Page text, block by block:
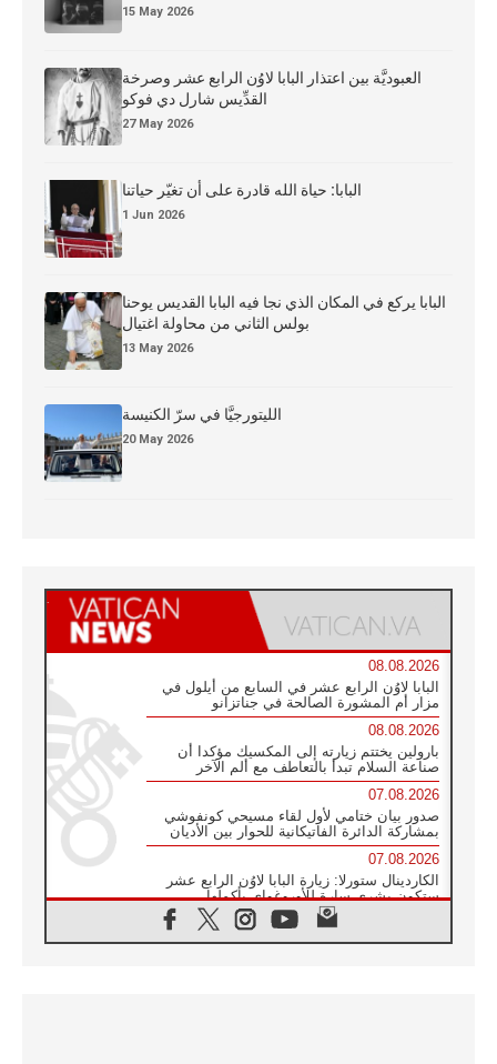
15 May 2026
العبوديَّة بين اعتذار البابا لاوُن الرابع عشر وصرخة
القدِّيس شارل دي فوكو
27 May 2026
البابا: حياة الله قادرة على أن تغيّر حياتنا
1 Jun 2026
البابا يركع في المكان الذي نجا فيه البابا القديس يوحنا
بولس الثاني من محاولة اغتيال
13 May 2026
الليتورجيَّا في سرّ الكنيسة
20 May 2026
08.08.2026
البابا لاوُن الرابع عشر في السابع من أيلول في
مزار أم المشورة الصالحة في جناتزانو
08.08.2026
بارولين يختتم زيارته إلى المكسيك مؤكدا أن
صناعة السلام تبدأ بالتعاطف مع ألم الآخر
07.08.2026
صدور بيان ختامي لأول لقاء مسيحي كونفوشي
بمشاركة الدائرة الفاتيكانية للحوار بين الأديان
07.08.2026
الكاردينال ستورلا: زيارة البابا لاوُن الرابع عشر
ستكون بشرى سارة للأوروغواي بأكملها
الفاتيكان يعلن برنامج الزيارة الرسولية للبابا لاوُن